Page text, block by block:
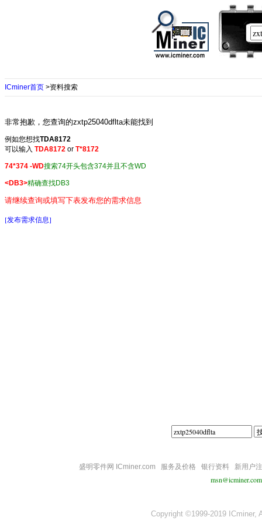
ICminer首页 >资料搜索
非常抱歉，您查询的zxtp25040dflta未能找到
例如您想找TDA8172
可以输入 TDA8172 or T*8172
74*374 -WD搜索74开头包含374并且不含WD
<DB3>精确查找DB3
请继续查询或填写下表发布您的需求信息
[发布需求信息]
盛明零件网 ICminer.com 服务及价格 银行资料 新用户
msn@icminer.com
Copyright ©1999-2019 ICminer,